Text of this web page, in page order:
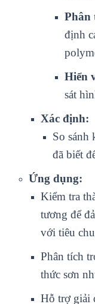
Phân
định
Hiển
sát
Xác định:
So sánh
đã biết
Ứng dụng:
Kiểm tra
tương để
với tiêu
Phân tích
thức sơn
Hỗ trợ giải